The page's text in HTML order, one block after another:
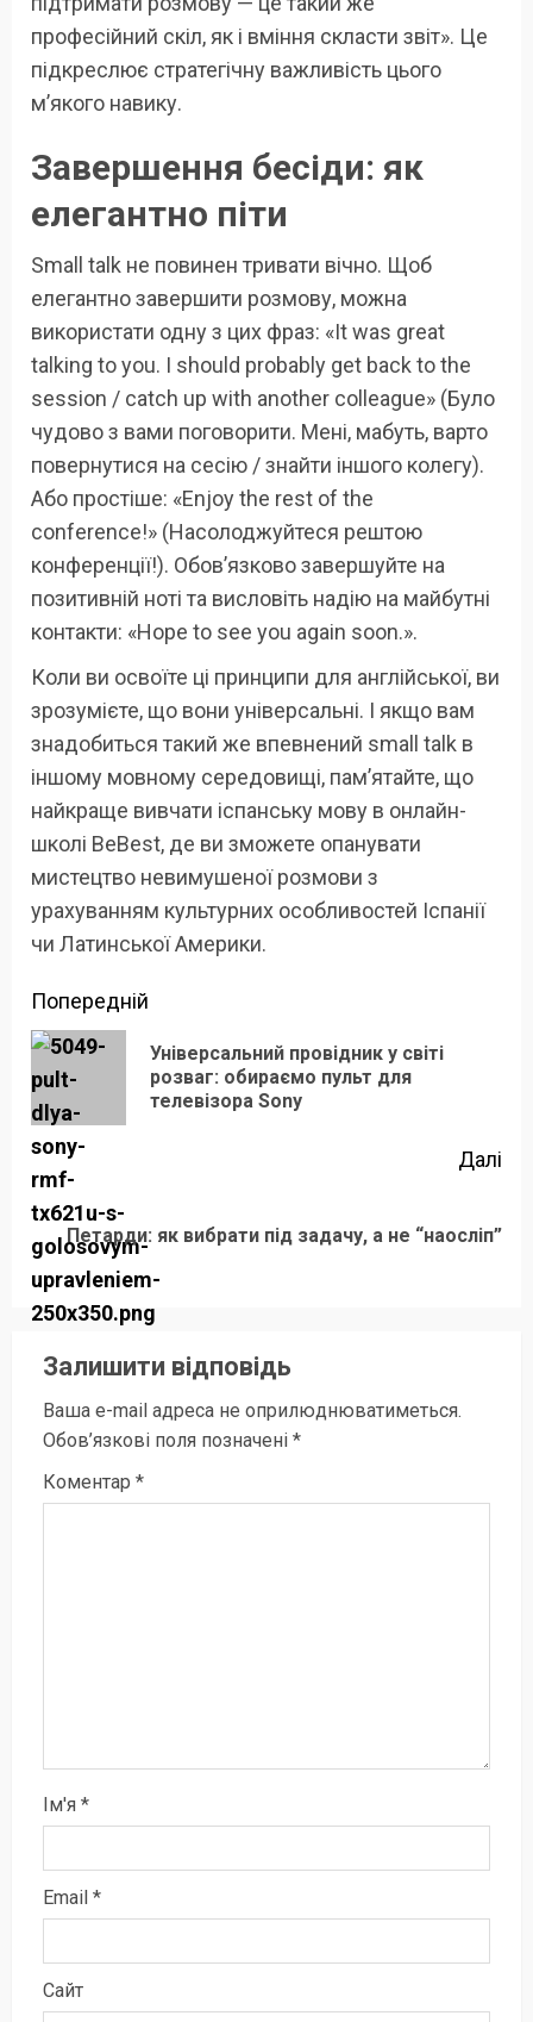
професійний скіл, як і вміння скласти звіт». Це
підкреслює стратегічну важливість цього
м’якого навику.
Завершення бесіди: як
елегантно піти
Small talk не повинен тривати вічно. Щоб
елегантно завершити розмову, можна
використати одну з цих фраз: «It was great
talking to you. I should probably get back to the
session / catch up with another colleague» (Було
чудово з вами поговорити. Мені, мабуть, варто
повернутися на сесію / знайти іншого колегу).
Або простіше: «Enjoy the rest of the
conference!» (Насолоджуйтеся рештою
конференції!). Обов’язково завершуйте на
позитивній ноті та висловіть надію на майбутні
контакти: «Hope to see you again soon.».
Коли ви освоїте ці принципи для англійської, ви
зрозумієте, що вони універсальні. І якщо вам
знадобиться такий же впевнений small talk в
іншому мовному середовищі, пам’ятайте, що
найкраще вивчати іспанську мову в онлайн-
школі BeBest, де ви зможете опанувати
мистецтво невимушеної розмови з
урахуванням культурних особливостей Іспанії
чи Латинської Америки.
Продовжити
читання
Попередній
Універсальний провідник у світі
розваг: обираємо пульт для
телевізора Sony
Далі
Наступний
запис:
Петарди: як вибрати під задачу, а не “наосліп”
Залишити відповідь
Ваша e-mail адреса не оприлюднюватиметься.
Обов’язкові поля позначені *
Коментар *
Ім'я *
Email *
Сайт